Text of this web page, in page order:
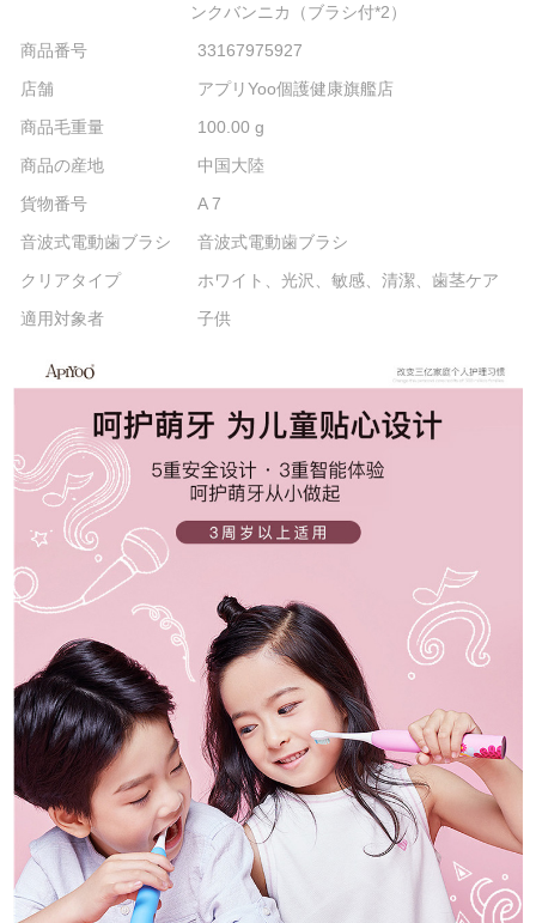
ンクバンニカ（ブラシ付*2）
商品番号
33167975927
店舗
アプリYoo個護健康旗艦店
商品毛重量
100.00 g
商品の産地
中国大陸
貨物番号
A 7
音波式電動歯ブラシ
音波式電動歯ブラシ
クリアタイプ
ホワイト、光沢、敏感、清潔、歯茎ケア
適用対象者
子供